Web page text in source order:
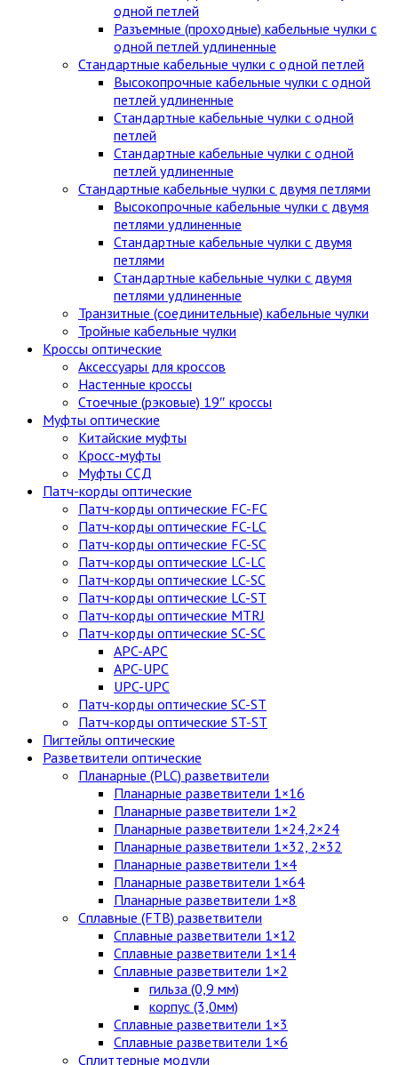
одной петлей
Разъемные (проходные) кабельные чулки с
одной петлей удлиненные
Стандартные кабельные чулки c одной петлей
Высокопрочные кабельные чулки с одной
петлей удлиненные
Стандартные кабельные чулки с одной
петлей
Стандартные кабельные чулки с одной
петлей удлиненные
Стандартные кабельные чулки с двумя петлями
Высокопрочные кабельные чулки с двумя
петлями удлиненные
Стандартные кабельные чулки с двумя
петлями
Стандартные кабельные чулки с двумя
петлями удлиненные
Транзитные (соединительные) кабельные чулки
Тройные кабельные чулки
Кроссы оптические
Аксессуары для кроссов
Настенные кроссы
Стоечные (рэковые) 19″ кроссы
Муфты оптические
Китайские муфты
Кросс-муфты
Муфты ССД
Патч-корды оптические
Патч-корды оптические FC-FC
Патч-корды оптические FC-LC
Патч-корды оптические FC-SC
Патч-корды оптические LC-LC
Патч-корды оптические LC-SC
Патч-корды оптические LC-ST
Патч-корды оптические MTRJ
Патч-корды оптические SC-SC
APC-APC
APC-UPC
UPC-UPC
Патч-корды оптические SC-ST
Патч-корды оптические ST-ST
Пигтейлы оптические
Разветвители оптические
Планарные (PLC) разветвители
Планарные разветвители 1×16
Планарные разветвители 1×2
Планарные разветвители 1×24,2×24
Планарные разветвители 1×32, 2×32
Планарные разветвители 1×4
Планарные разветвители 1×64
Планарные разветвители 1×8
Сплавные (FTB) разветвители
Сплавные разветвители 1×12
Сплавные разветвители 1×14
Сплавные разветвители 1×2
гильза (0,9 мм)
корпус (3,0мм)
Сплавные разветвители 1×3
Сплавные разветвители 1×6
Сплиттерные модули